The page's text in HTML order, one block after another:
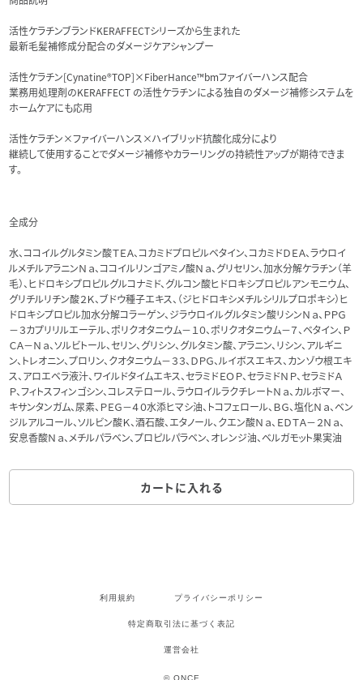
活性ケラチンブランドKERAFFECTシリーズから生まれた
最新毛髪補修成分配合のダメージケアシャンプー
活性ケラチン[Cynatine®TOP]×FiberHance™bmファイバーハンス配合
業務用処理剤のKERAFFECT の活性ケラチンによる独自のダメージ補修システムを
ホームケアにも応用
活性ケラチン×ファイバーハンス×ハイブリッド抗酸化成分により
継続して使用することでダメージ補修やカラーリングの持続性アップが期待できま
す。
全成分
水、ココイルグルタミン酸ＴＥＡ、コカミドプロピルベタイン、コカミドＤＥＡ、ラウロイ
ルメチルアラニンＮａ、ココイルリンゴアミノ酸Ｎａ、グリセリン、加水分解ケラチン（羊
毛）、ヒドロキシプロピルグルコナミド、グルコン酸ヒドロキシプロピルアンモニウム、
グリチルリチン酸２Ｋ、ブドウ種子エキス、（ジヒドロキシメチルシリルプロポキシ）ヒ
ドロキシプロピル加水分解コラーゲン、ジラウロイルグルタミン酸リシンＮａ、ＰＰＧ
－３カプリリルエーテル、ポリクオタニウム－１０、ポリクオタニウム－７、ベタイン、Ｐ
ＣＡ－Ｎａ、ソルビトール、セリン、グリシン、グルタミン酸、アラニン、リシン、アルギニ
ン、トレオニン、プロリン、クオタニウム－３３、ＤＰＧ、ルイボスエキス、カンゾウ根エキ
ス、アロエベラ液汁、ワイルドタイムエキス、セラミドＥＯＰ、セラミドＮＰ、セラミドＡ
Ｐ、フィトスフィンゴシン、コレステロール、ラウロイルラクチレートＮａ、カルボマー、
キサンタンガム、尿素、ＰＥＧ－４０水添ヒマシ油、トコフェロール、ＢＧ、塩化Ｎａ、ベン
ジルアルコール、ソルビン酸Ｋ、酒石酸、エタノール、クエン酸Ｎａ、ＥＤＴＡ－２Ｎａ、
安息香酸Ｎａ、メチルパラベン、プロピルパラベン、オレンジ油、ベルガモット果実油
カートに入れる
利用規約 プライバシーポリシー
特定商取引法に基づく表記
運営会社
© ONCE